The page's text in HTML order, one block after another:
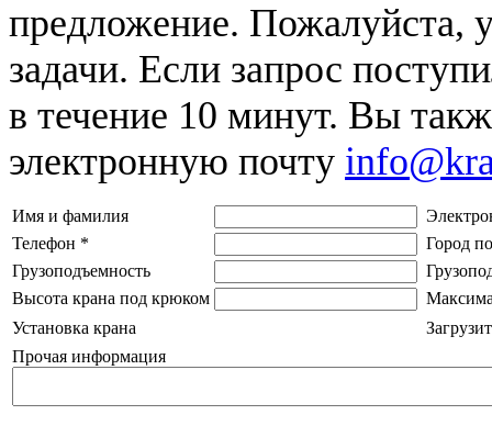
предложение. Пожалуйста,
задачи. Если запрос
в течение 10 минут. Вы
электронную почту
Имя и фамилия
Телефон *
Город
Грузоподъемность
Высота крана под крюком
Установка крана
Прочая информация